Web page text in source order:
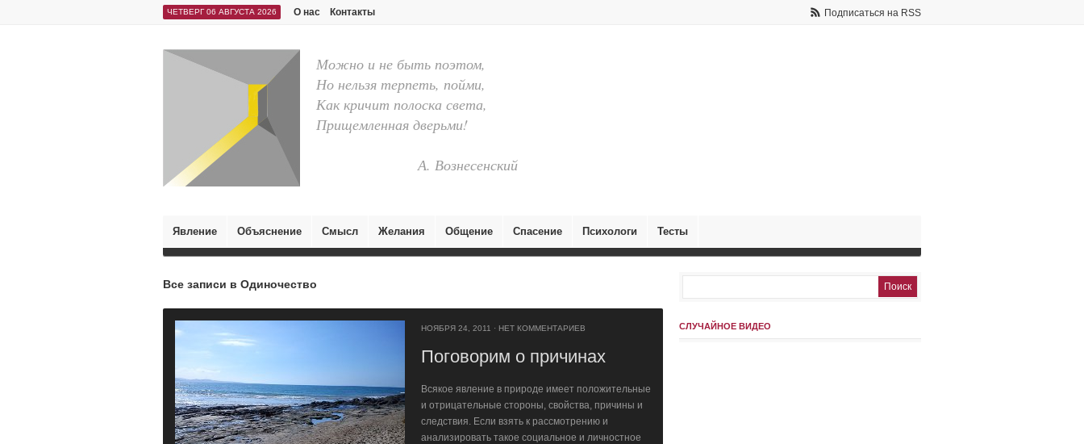
ЧЕТВЕРГ 06 АВГУСТА 2026 О нас Контакты Подписаться на RSS
Можно и не быть поэтом,
Но нельзя терпеть, пойми,
Как кричит полоска света,
Прищемленная дверьми!
А. Вознесенский
Явление Объяснение Смысл Желания Общение Спасение Психологи Тесты
Все записи в Одиночество
НОЯБРЯ 24, 2011 · НЕТ КОММЕНТАРИЕВ
Поговорим о причинах
Всякое явление в природе имеет положительные
и отрицательные стороны, свойства, причины и
следствия. Если взять к рассмотрению и
анализировать такое социальное и личностное
СЛУЧАЙНОЕ ВИДЕО